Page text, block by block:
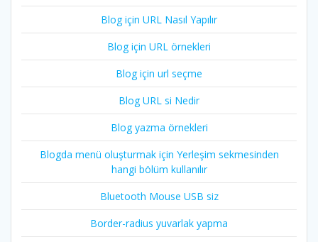
Blog için URL Nasıl Yapılır
Blog için URL örnekleri
Blog için url seçme
Blog URL si Nedir
Blog yazma örnekleri
Blogda menü oluşturmak için Yerleşim sekmesinden
hangi bölüm kullanılır
Bluetooth Mouse USB siz
Border-radius yuvarlak yapma